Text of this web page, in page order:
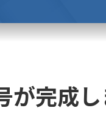
完成し